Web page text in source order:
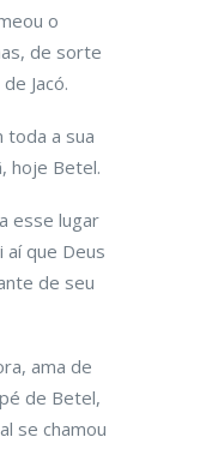
o
de sorte
Jacó.
toda a sua
hoje Betel.
esse lugar
que Deus
de seu
ama de
de Betel,
se chamou